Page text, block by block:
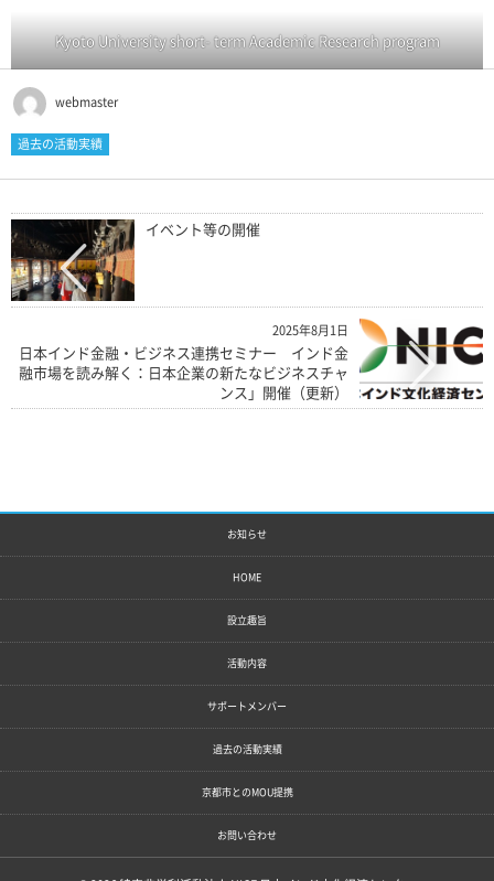
Kyoto University short- term Academic Research program
webmaster
過去の活動実績
イベント等の開催
2025年8月1日
日本インド金融・ビジネス連携セミナー インド金
融市場を読み解く：日本企業の新たなビジネスチャ
ンス」開催（更新）
お知らせ
HOME
設立趣旨
活動内容
サポートメンバー
過去の活動実績
京都市とのMOU提携
お問い合わせ